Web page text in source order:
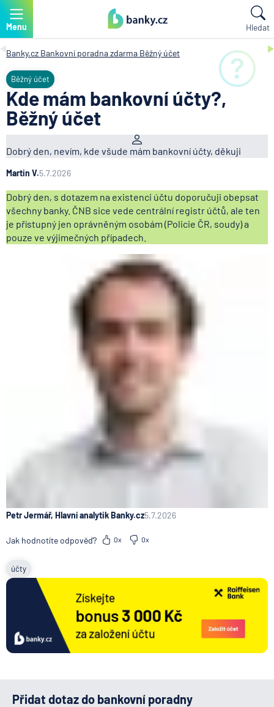
Menu Hledat
Banky.cz Bankovní poradna zdarma Běžný účet
Běžný účet
Kde mám bankovní účty?,
Běžný účet
Dobrý den, nevím, kde všude mám bankovní účty, děkuji
Martin V.5.7.2026
Dobrý den, s dotazem na existenci účtu doporučuji obepsat
všechny banky. ČNB sice vede centrální registr účtů, ale ten
je přístupný jen oprávněným osobám (Policie ČR, soudy) a
pouze ve výjimečných případech.
Petr Jermář, Hlavní analytik Banky.cz5.7.2026
Jak hodnotíte odpověď? 0x 0x
účty
Přidat dotaz do bankovní poradny